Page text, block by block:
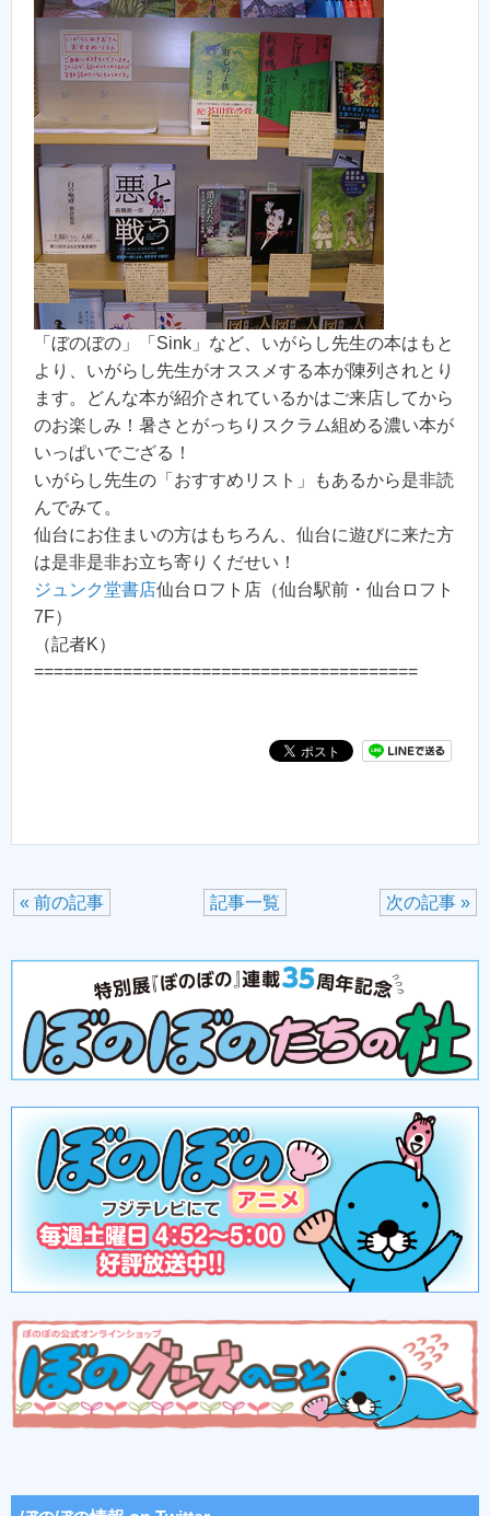
「ぼのぼの」「Sink」など、いがらし先生の本はもと
より、いがらし先生がオススメする本が陳列されとり
ます。どんな本が紹介されているかはご来店してから
のお楽しみ！暑さとがっちりスクラム組める濃い本が
いっぱいでござる！
いがらし先生の「おすすめリスト」もあるから是非読
んでみて。
仙台にお住まいの方はもちろん、仙台に遊びに来た方
は是非是非お立ち寄りくだせい！
ジュンク堂書店仙台ロフト店（仙台駅前・仙台ロフト
7F）
（記者K）
=======================================
次の記事 »
記事一覧
« 前の記事